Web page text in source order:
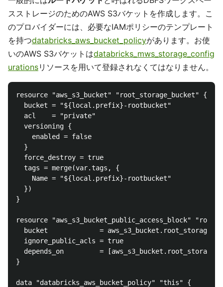
スストレージのためのAWS S3バケットを作成します。こ
のプロバイダーには、必要なIAMポリシーのテンプレート
を持つdatabricks_aws_bucket_policyがあります。お使
いのAWS S3バケットはdatabricks_mws_storage_config
urationsリソースを用いて登録されなくてはなりません。
resource "aws_s3_bucket" "root_storage_bucket" {
  bucket = "${local.prefix}-rootbucket"
  acl    = "private"
  versioning {
    enabled = false
  }
  force_destroy = true
  tags = merge(var.tags, {
    Name = "${local.prefix}-rootbucket"
  })
}
resource "aws_s3_bucket_public_access_block"
bucket             =
  ignore_public_acls = true
depends_on         =
}
data "databricks_aws_bucket_policy" "this" {